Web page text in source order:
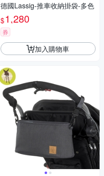
德國Lassig-推車收納掛袋-多色
$1,280
券
加入購物車